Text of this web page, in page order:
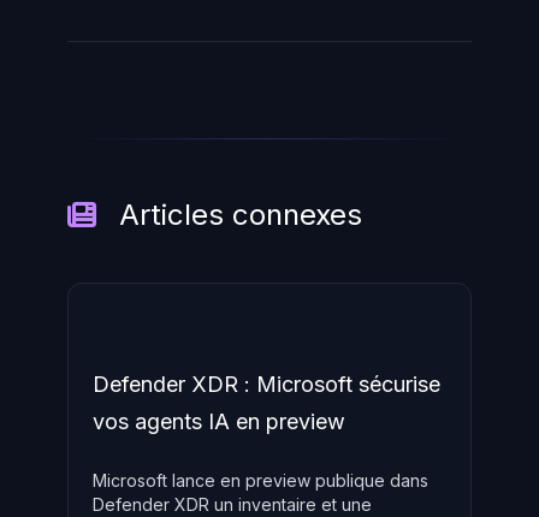
Articles connexes
Defender XDR : Microsoft sécurise
vos agents IA en preview
Microsoft lance en preview publique dans
Defender XDR un inventaire et une